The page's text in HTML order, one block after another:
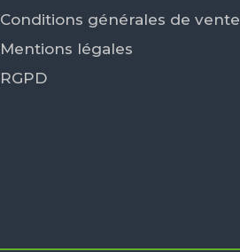
Conditions générales de vente
Mentions légales
RGPD